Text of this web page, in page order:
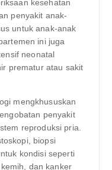
kesehatan
penyakit anak-
untuk anak-anak
ini juga
neonatal
prematur atau sakit
mengkhususkan
penyakit
reproduksi pria.
biopsi
kondisi seperti
dan kanker